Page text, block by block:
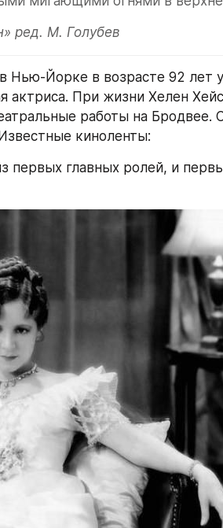
ред. М. Голубев
Нью-Йорке в возрасте 92 лет
актриса. При жизни Хелен
работы на Бродвее. С
киноленты:
первых главных ролей, и